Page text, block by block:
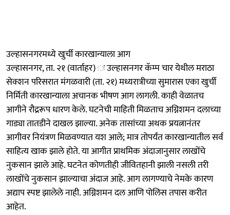
उल्हासनगरमध्ये खुर्ची कारखान्याला आग
उल्हासनगर, ता. २१ (वार्ताहर) ः उल्हासनगर कॅम्प चार येथील मराठा
सेक्शन परिसरात मंगळवारी (ता. २१) मध्यरात्रीच्या सुमारास एका खुर्ची
निर्मिती कारखान्याला अचानक भीषण आग लागली. काही वेळातच
आगीने रौद्ररूप धारण केले. घटनेची माहिती मिळताच अग्निशमन दलाच्या
गाड्या तातडीने दाखल झाल्या. अनेक तासांच्या अथक प्रयत्नानंतर
आगीवर नियंत्रण मिळवण्यात यश आले; मात्र तोपर्यंत कारखान्यातील सर्व
साहित्य खाक झाले होते. या आगीत प्राथमिक अंदाजानुसार लाखोंचे
नुकसान झाले आहे. घटनेत कोणतीही जीवितहानी झाली नसली तरी
लाखोंचे नुकसान झाल्याचा अंदाज आहे. आग लागण्याचे नेमके कारण
अद्याप स्पष्ट झालेले नाही. अग्निशमन दल आणि पोलिस तपास करीत
आहेत.